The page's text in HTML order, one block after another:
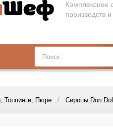
Комплексное
производств
Топпинги, Пюре / Сиропы Don